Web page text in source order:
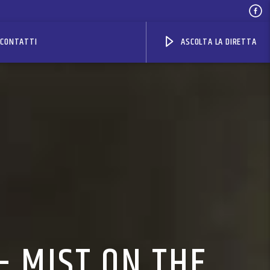
CONTATTI ASCOLTA LA DIRETTA